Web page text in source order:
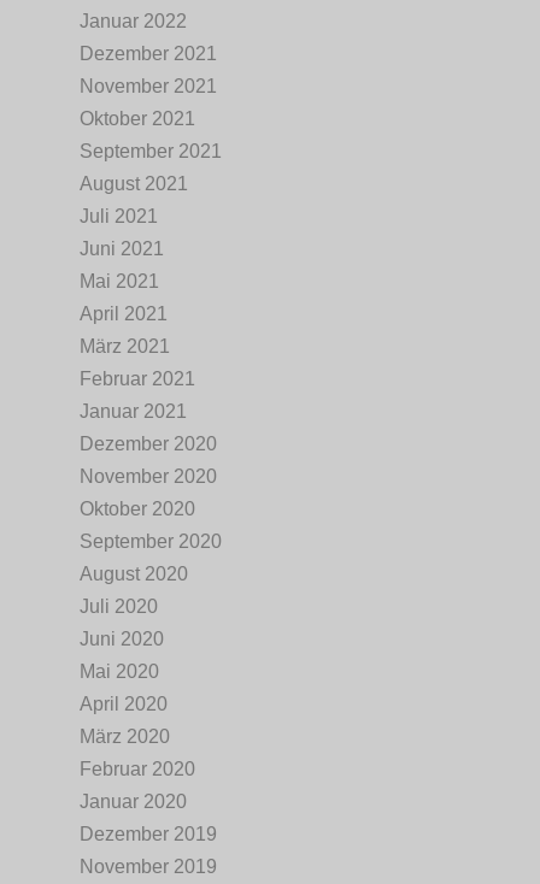
Januar 2022
Dezember 2021
November 2021
Oktober 2021
September 2021
August 2021
Juli 2021
Juni 2021
Mai 2021
April 2021
März 2021
Februar 2021
Januar 2021
Dezember 2020
November 2020
Oktober 2020
September 2020
August 2020
Juli 2020
Juni 2020
Mai 2020
April 2020
März 2020
Februar 2020
Januar 2020
Dezember 2019
November 2019